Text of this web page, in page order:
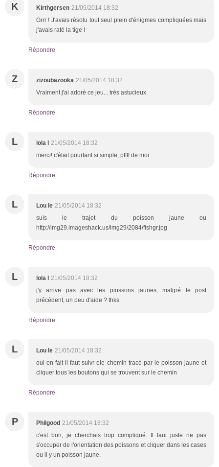
K Kirthgersen 21/05/2014 18:32
Grrr ! J'avais résolu tout seul plein d'énigmes compliquées mais
j'avais raté la tige !
Répondre
Z zizoubazooka 21/05/2014 18:32
Vraiment j'ai adoré ce jeu... très astucieux.
Répondre
L lola l 21/05/2014 18:32
merci! c'était pourtant si simple, pffff de moi
Répondre
L Lou le 21/05/2014 18:32
suis le trajet du poisson jaune ou
http://img29.imageshack.us/img29/2084/fishgr.jpg
Répondre
L lola l 21/05/2014 18:32
j'y arrive pas avec les piossons jaunes, malgré le post
précédent, un peu d'aide ? thks
Répondre
L Lou le 21/05/2014 18:32
oui en fait il faut suivr ele chemin tracé par le poisson jaune et
cliquer tous les boutons qui se trouvent sur le chemin
Répondre
P Philgood 21/05/2014 18:32
c'est bon, je cherchais trop compliqué. Il faut juste ne pas
s'occuper de l'orientation des poissons et cliquer dans les cases
ou il y un poisson jaune.